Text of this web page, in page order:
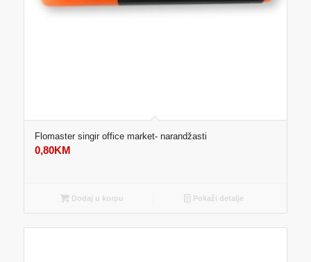
Flomaster singir office market- narandžasti
0,80KM
Dodaj u korpu Pokaži detalje